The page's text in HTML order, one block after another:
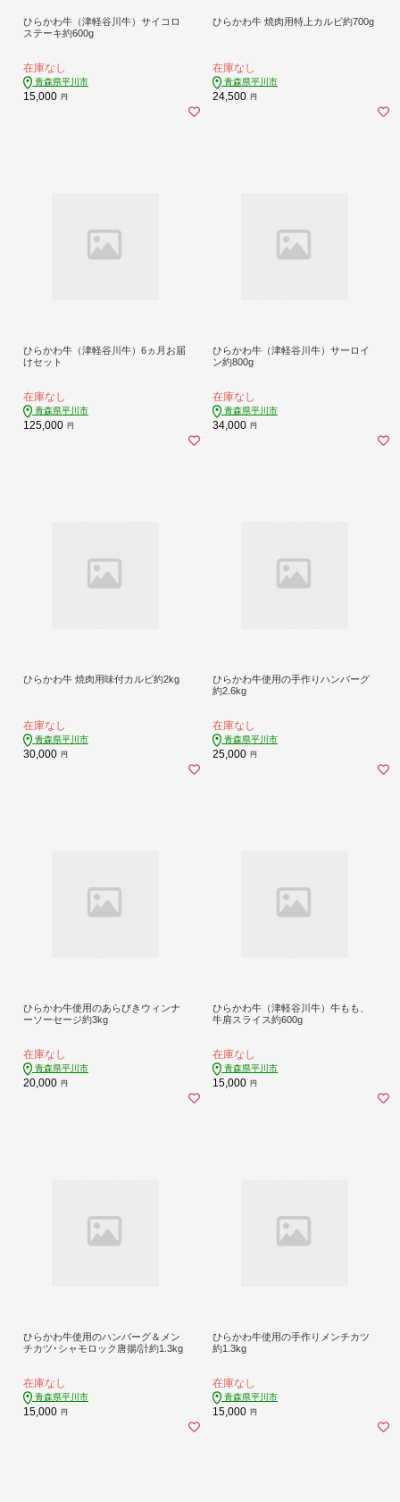
ひらかわ牛（津軽谷川牛）サイコロ
ステーキ約600g
在庫なし
青森県平川市
15,000 円
ひらかわ牛 焼肉用特上カルビ約700g
在庫なし
青森県平川市
24,500 円
ひらかわ牛（津軽谷川牛）6ヵ月お届
けセット
在庫なし
青森県平川市
125,000 円
ひらかわ牛（津軽谷川牛）サーロイ
ン約800g
在庫なし
青森県平川市
34,000 円
ひらかわ牛 焼肉用味付カルビ約2kg
在庫なし
青森県平川市
30,000 円
ひらかわ牛使用の手作りハンバーグ
約2.6kg
在庫なし
青森県平川市
25,000 円
ひらかわ牛使用のあらびきウィンナ
ーソーセージ約3kg
在庫なし
青森県平川市
20,000 円
ひらかわ牛（津軽谷川牛）牛もも、
牛肩スライス約600g
在庫なし
青森県平川市
15,000 円
ひらかわ牛使用のハンバーグ＆メン
チカツ･シャモロック唐揚/計約1.3kg
在庫なし
青森県平川市
15,000 円
ひらかわ牛使用の手作りメンチカツ
約1.3kg
在庫なし
青森県平川市
15,000 円